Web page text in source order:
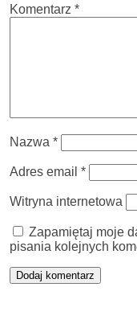
Komentarz *
Nazwa *
Adres email *
Witryna internetowa
Zapamiętaj moje
pisania kolejnych